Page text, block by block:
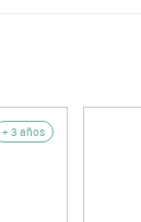
+ 3 años